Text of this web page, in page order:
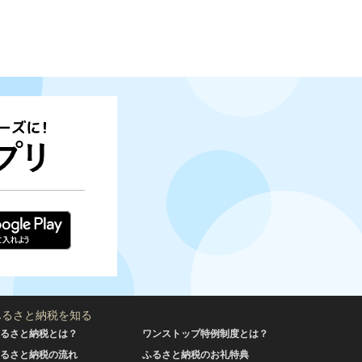
さと納税を知る
さと納税とは？
さと納税の流れ
ワンストップ特例制度とは？
ふるさと納税のお礼特典